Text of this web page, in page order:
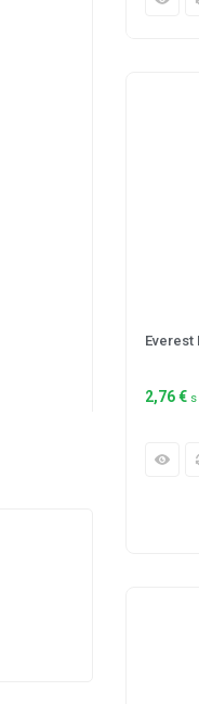
Everest
2,76€ s